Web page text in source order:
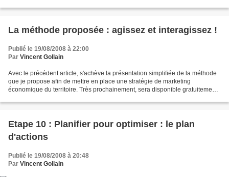
La méthode proposée : agissez et interagissez !
Publié le 19/08/2008 à 22:00
Par Vincent Gollain
Avec le précédent article, s'achève la présentation simplifiée de la méthode
que je propose afin de mettre en place une stratégie de marketing
économique du territoire. Très prochainement, sera disponible gratuitement
Etape 10 : Planifier pour optimiser : le plan
d'actions
Publié le 19/08/2008 à 20:48
Par Vincent Gollain